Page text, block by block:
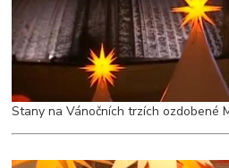
Stany na Vánočních trzích ozdobené